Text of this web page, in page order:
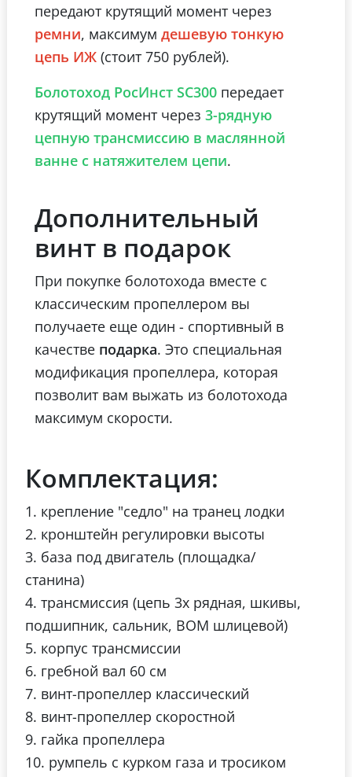
передают крутящий момент через
ремни, максимум дешевую тонкую
цепь ИЖ (стоит 750 рублей).
Болотоход РосИнст SC300 передает
крутящий момент через 3-рядную
цепную трансмиссию в маслянной
ванне с натяжителем цепи.
Дополнительный
винт в подарок
При покупке болотохода вместе с
классическим пропеллером вы
получаете еще один - спортивный в
качестве подарка. Это специальная
модификация пропеллера, которая
позволит вам выжать из болотохода
максимум скорости.
Комплектация:
1. крепление "седло" на транец лодки
2. кронштейн регулировки высоты
3. база под двигатель (площадка/
станина)
4. трансмиссия (цепь 3х рядная, шкивы,
подшипник, сальник, ВОМ шлицевой)
5. корпус трансмиссии
6. гребной вал 60 см
7. винт-пропеллер классический
8. винт-пропеллер скоростной
9. гайка пропеллера
10. румпель с курком газа и тросиком